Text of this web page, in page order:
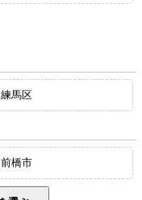
練馬区
前橋市